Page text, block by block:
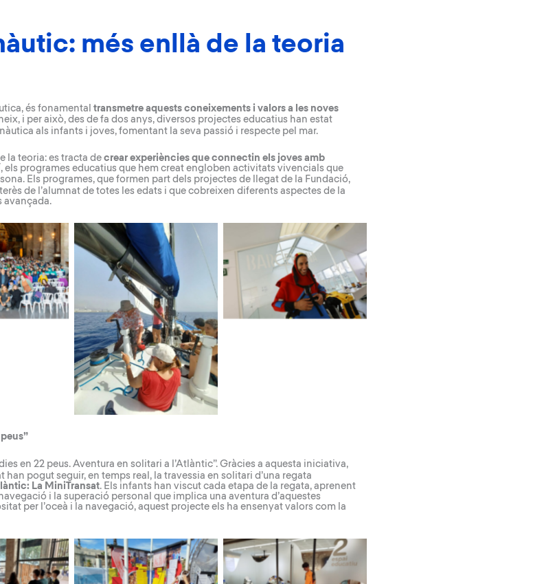
més enllà de la teoria
és fonamental transmetre aquests coneixements i valors a les noves
i per això, des de fa dos anys, diversos projectes educatius han estat
als infants i joves, fomentant la seva passió i respecte pel mar.
la teoria: es tracta de crear experiències que connectin els joves amb
els programes educatius que hem creat engloben activitats vivencials que
Els programes, que formen part dels projectes de llegat de la Fundació,
de l’alumnat de totes les edats i que cobreixen diferents aspectes de la
avançada.
en 22 peus. Aventura en solitari a l’Atlàntic”. Gràcies a aquesta iniciativa,
han pogut seguir, en temps real, la travessia en solitari d’una regata
La MiniTransat. Els infants han viscut cada etapa de la regata, aprenent
i la superació personal que implica una aventura d’aquestes
per l’oceà i la navegació, aquest projecte els ha ensenyat valors com la